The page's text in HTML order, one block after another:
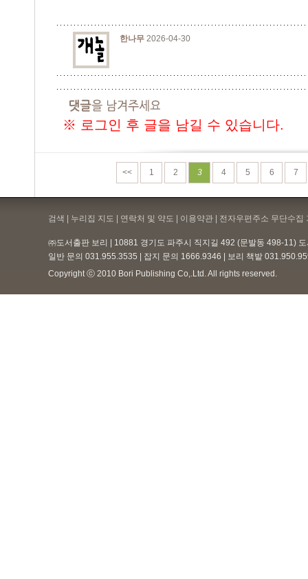
한나무 2026-04-30
※ 로그인 후 글을 남길 수 있습니다.
<< 1 2 3 4 5 6 7
검색 | 누리집 지도 | 연락처 및 약도 | 이용약관 | 전자우편주소 무단수집
㈜도서출판 보리 | 10881 경기도 파주시 직지길 492 (문발동 498-11)
일반 문의 031.955.3535 | 잡지 문의 1666.9346 | 보리 책밭
Copyright ⓒ 2010 Bori Publishing Co,.Ltd. All rights reserved.